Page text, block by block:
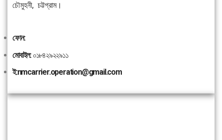
চৌমুহনী, চট্টগ্রাম।
ফোন:
মোবাইল:০১৮৪২৯২২৯১১
ই:nmcarrier.operation@gmail.com